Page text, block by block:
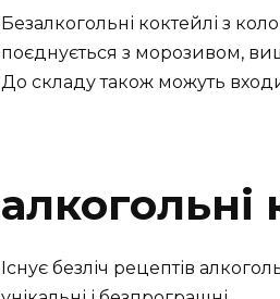
Безалкогольні коктейлі з
поєднується з морозивом,
До складу також можуть
алкогольні
Існує безліч рецептів